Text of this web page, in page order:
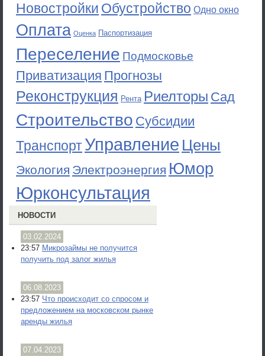
Новостройки Обустройство Одно окно
Оплата Оценка Паспортизация
Переселение Подмосковье
Приватизация Прогнозы
Реконструкция Рента Риелторы Сад
Строительство Субсидии
ТранспортУправление Цены
Экология Электроэнергия Юмор
Юрконсультация
НОВОСТИ
03.02.2024
23:57 Микрозаймы не получится
получить под залог жилья
06.08.2023
23:57 Что происходит со спросом и
предложением на московском рынке
аренды жилья
07.04.2023